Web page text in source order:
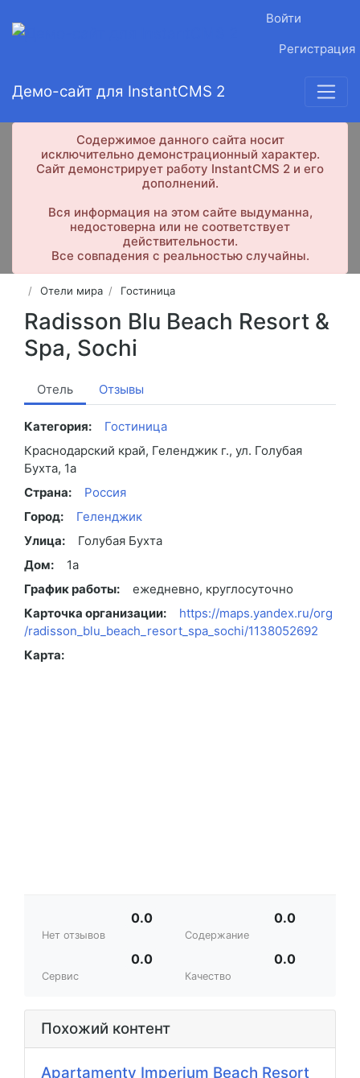
Войти
Регистрация
Демо-сайт для InstantCMS 2
Содержимое данного сайта носит
исключительно демонстрационный характер.
Сайт демонстрирует работу InstantCMS 2 и его
дополнений.
Вся информация на этом сайте выдуманна,
недостоверна или не соответствует
действительности.
Все совпадения с реальностью случайны.
Отели мира Гостиница
Radisson Blu Beach Resort &
Spa, Sochi
Отель Отзывы
Категория:
Гостиница
Краснодарский край, Геленджик г., ул. Голубая
Бухта, 1a
Страна:
Россия
Город:
Геленджик
Улица:
Голубая Бухта
Дом:
1a
График работы:
ежедневно, круглосуточно
Карточка организации:
https://maps.yandex.ru/org
/radisson_blu_beach_resort_spa_sochi/1138052692
Карта:
0.0
Нет отзывов
0.0
Содержание
0.0
Сервис
0.0
Качество
Похожий контент
Apartamenty Imperium Beach Resort